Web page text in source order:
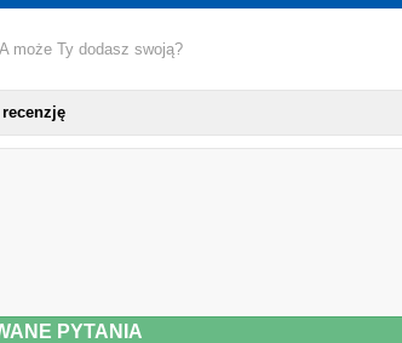
może Ty dodasz swoją?
PYTANIA
NOWA PŁYTA THE JUNGLE